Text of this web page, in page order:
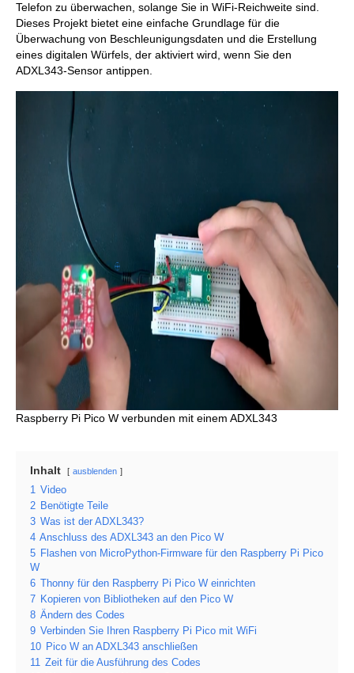
Telefon zu überwachen, solange Sie in WiFi-Reichweite sind.
Dieses Projekt bietet eine einfache Grundlage für die
Überwachung von Beschleunigungsdaten und die Erstellung
eines digitalen Würfels, der aktiviert wird, wenn Sie den
ADXL343-Sensor antippen.
Raspberry Pi Pico W verbunden mit einem ADXL343
Inhalt ausblenden
1 Video
2 Benötigte Teile
3 Was ist der ADXL343?
4 Anschluss des ADXL343 an den Pico W
5 Flashen von MicroPython-Firmware für den Raspberry Pi Pico
W
6
Thonny für den Raspberry Pi Pico W einrichten
7 Kopieren von Bibliotheken auf den Pico W
8 Ändern des Codes
9 Verbinden Sie Ihren Raspberry Pi Pico mit WiFi
10 Pico W an ADXL343 anschließen
11 Zeit für die Ausführung des Codes